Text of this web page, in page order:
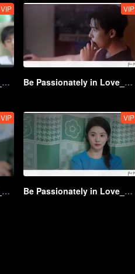
VIP
Be Passionately in Love_第14話
VIP
Be Passionately in Love_第15話
VIP
Be Passionately in Love_第19話
VIP
Be Passionately in Love_第20話